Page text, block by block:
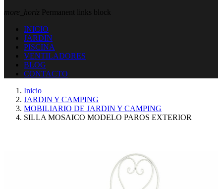
more_horiz Permanent links block
INICIO
JARDIN
PISCINA
VENTILADORES
BLOG
CONTACTO
Inicio
JARDIN Y CAMPING
MOBILIARIO DE JARDIN Y CAMPING
SILLA MOSAICO MODELO PAROS EXTERIOR